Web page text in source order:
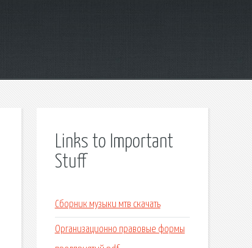
Links to Important
Stuff
Сборник музыки мтв скачать
Организационно правовые формы